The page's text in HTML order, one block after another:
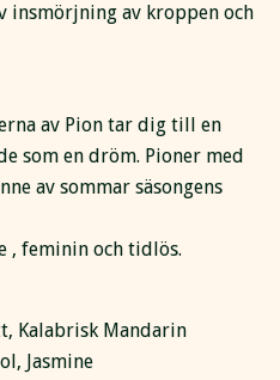
insmörjning av kroppen och
av Pion tar dig till en
som en dröm. Pioner med
av sommar säsongens
, feminin och tidlös.
Kalabrisk Mandarin
Jasmine